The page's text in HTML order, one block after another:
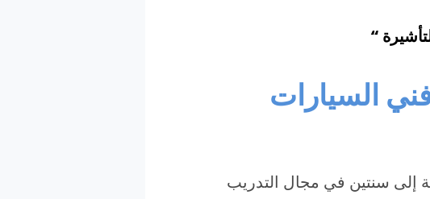
“
السيارات
إلى سنتين في مجال التدريب